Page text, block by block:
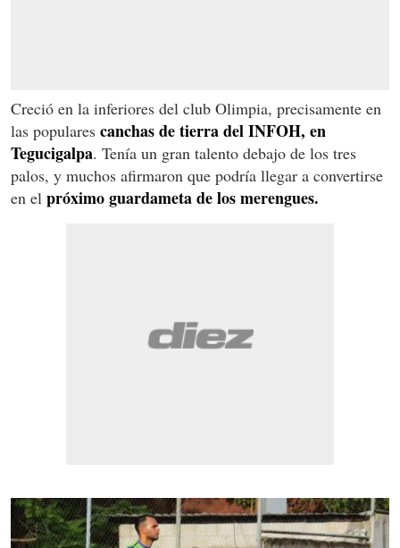
Creció en la inferiores del club Olimpia, precisamente en
las populares canchas de tierra del INFOH, en
Tegucigalpa. Tenía un gran talento debajo de los tres
palos, y muchos afirmaron que podría llegar a convertirse
en el próximo guardameta de los merengues.